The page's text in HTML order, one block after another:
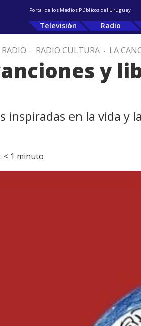
Portal de los Medios Públicos del Uruguay
Televisión Radio
RADIO . RADIO CULTURA . LA
y
inspiradas en la vida y
< 1 minuto